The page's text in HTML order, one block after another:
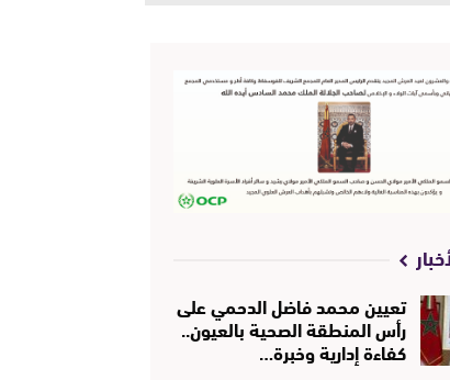
تعيين محمد فاضل الدحمي على
رأس المنطقة الصحية بالعيون..
كفاءة إدارية وخبرة…